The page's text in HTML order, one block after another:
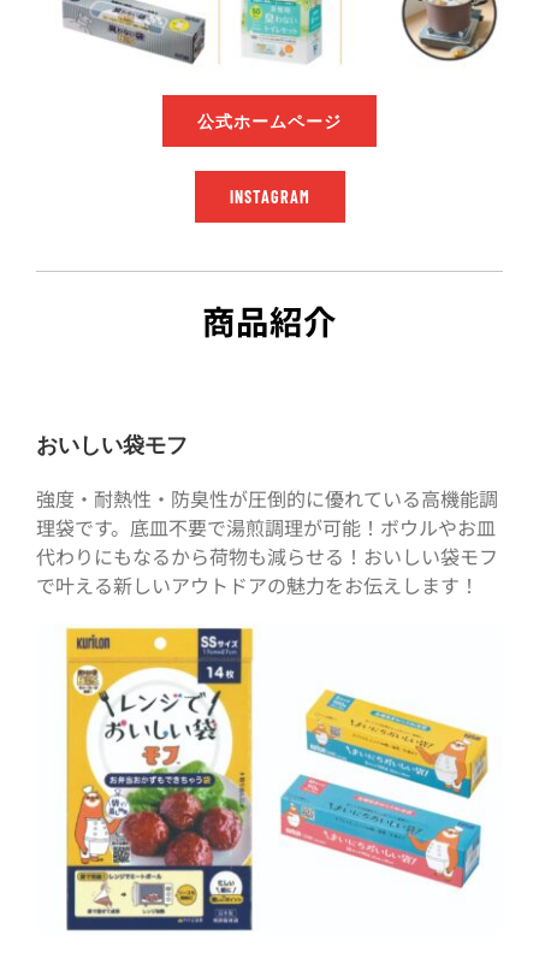
公式ホームページ
INSTAGRAM
商品紹介
おいしい袋モフ
強度・耐熱性・防臭性が圧倒的に優れている高機能調
理袋です。底皿不要で湯煎調理が可能！ボウルやお皿
代わりにもなるから荷物も減らせる！おいしい袋モフ
で叶える新しいアウトドアの魅力をお伝えします！